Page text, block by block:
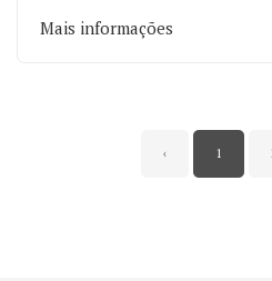
Mais informações
‹ 1